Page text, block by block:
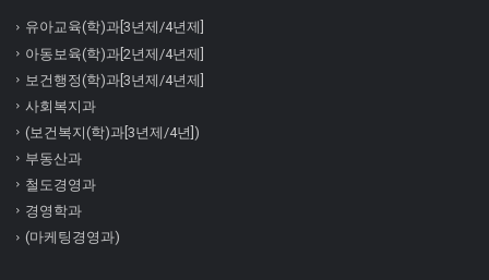
유아교육(학)과[3년제/4년제]
아동보육(학)과[2년제/4년제]
보건행정(학)과[3년제/4년제]
사회복지과
(보건복지(학)과[3년제/4년])
부동산과
철도경영과
경영학과
(마케팅경영과)